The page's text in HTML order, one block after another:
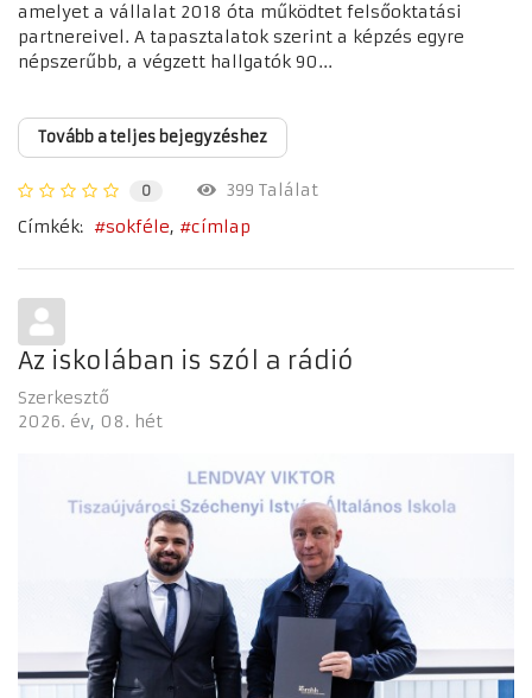
amelyet a vállalat 2018 óta működtet felsőoktatási
partnereivel. A tapasztalatok szerint a képzés egyre
népszerűbb, a végzett hallgatók 90...
Tovább a teljes bejegyzéshez
0
399 Találat
Címkék:
sokféle címlap
Az iskolában is szól a rádió
Szerkesztő
2026. év 08. hét